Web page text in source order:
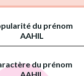
du prénom
AAHIL
du prénom
AAHIL